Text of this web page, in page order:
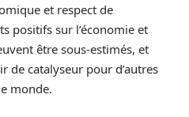
et respect de
positifs sur l’économie et
être sous-estimés, et
de catalyseur pour d’autres
monde.